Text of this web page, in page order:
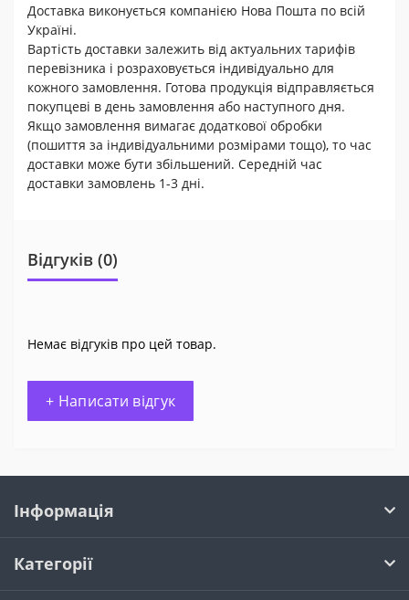
Доставка виконується компанією Нова Пошта по всій
Україні.
Вартість доставки залежить від актуальних тарифів
перевізника і розраховується індивідуально для
кожного замовлення. Готова продукція відправляється
покупцеві в день замовлення або наступного дня.
Якщо замовлення вимагає додаткової обробки
(пошиття за індивідуальними розмірами тощо), то час
доставки може бути збільшений. Середній час
доставки замовлень 1-3 дні.
Відгуків (0)
Немає відгуків про цей товар.
+ Написати відгук
Інформація
Категорії